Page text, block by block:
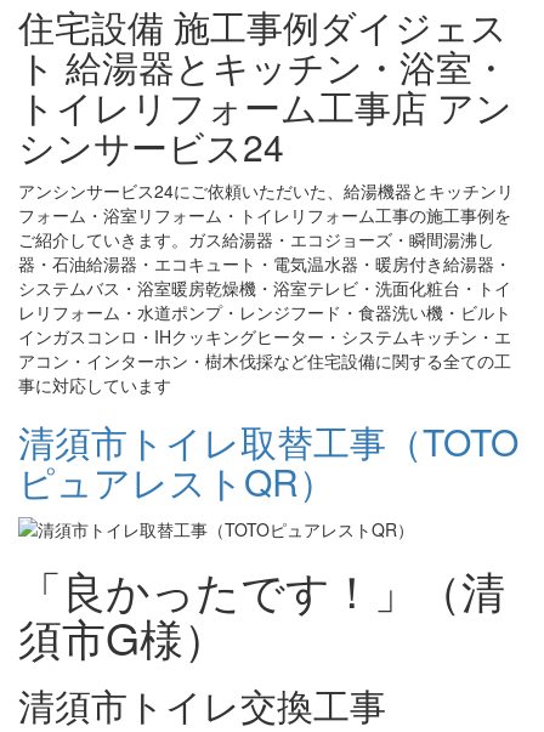
住宅設備 施工事例ダイジェス
ト 給湯器とキッチン・浴室・
トイレリフォーム工事店 アン
シンサービス24
アンシンサービス24にご依頼いただいた、給湯機器とキッチンリ
フォーム・浴室リフォーム・トイレリフォーム工事の施工事例を
ご紹介していきます。ガス給湯器・エコジョーズ・瞬間湯沸し
器・石油給湯器・エコキュート・電気温水器・暖房付き給湯器・
システムバス・浴室暖房乾燥機・浴室テレビ・洗面化粧台・トイ
レリフォーム・水道ポンプ・レンジフード・食器洗い機・ビルト
インガスコンロ・IHクッキングヒーター・システムキッチン・エ
アコン・インターホン・樹木伐採など住宅設備に関する全ての工
事に対応しています
清須市トイレ取替工事（TOTO
ピュアレストQR）
「良かったです！」（清
須市G様）
清須市トイレ交換工事